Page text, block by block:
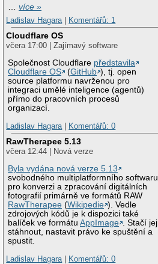
…více »
Ladislav Hagara
Komentářů: 1
Cloudflare OS
včera 17:00 | Zajímavý software
Společnost Cloudflare představila
Cloudflare OS
(GitHub ), tj. open
source platformu navrženou pro
integraci umělé inteligence (agentů)
přímo do pracovních procesů
organizací.
Ladislav Hagara
Komentářů: 0
RawTherapee 5.13
včera 12:44 | Nová verze
Byla vydána nová verze 5.13
svobodného multiplatformního softwaru
pro konverzi a zpracování digitálních
fotografií primárně ve formátů RAW
RawTherapee (Wikipedie ). Vedle
zdrojových kódů je k dispozici také
balíček ve formátuAppImage . Stačí jej
stáhnout, nastavit právo ke spuštění a
spustit.
Ladislav Hagara
Komentářů: 0